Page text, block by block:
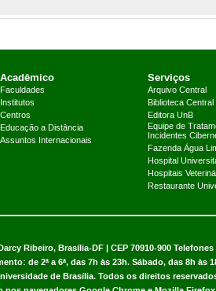
Acadêmico
Faculdades
Institutos
Centros
Educação a Distância
Assuntos Internacionais
Serviços
Arquivo Central
Biblioteca Central
Editora UnB
Equipe de
Incidentes
Fazenda Água
Hospital
Hospitais
Restaurante
Ribeiro,Brasília-DF | CEP 70910-900 Telefones
de 2ª a 6ª, das 7h às 23h. Sábado, das 8h às
de Brasília. Todos os direitos